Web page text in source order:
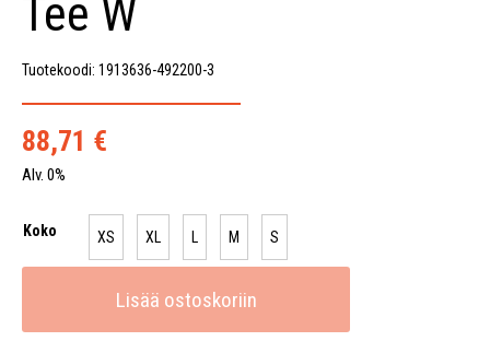
Tee W
Tuotekoodi: 1913636-492200-3
88,71 €
Alv. 0%
Koko XS XL L M S
Lisää ostoskoriin